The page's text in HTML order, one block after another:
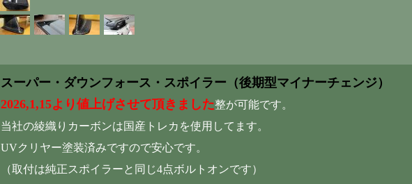
スーパー・ダウンフォース・スポイラー（後期型マイナーチェンジ）
2026,1,15より値上げさせて頂きました整が可能です。
当社の綾織りカーボンは国産トレカを使用してます。
UVクリヤー塗装済みですので安心です。
（取付は純正スポイラーと同じ4点ボルトオンです）